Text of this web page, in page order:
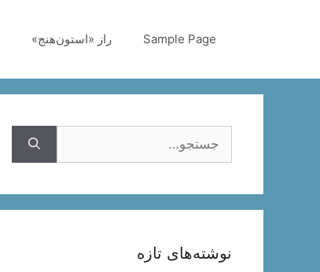
Sample Page راز «استون‌هنج»
نوشته‌های تازه